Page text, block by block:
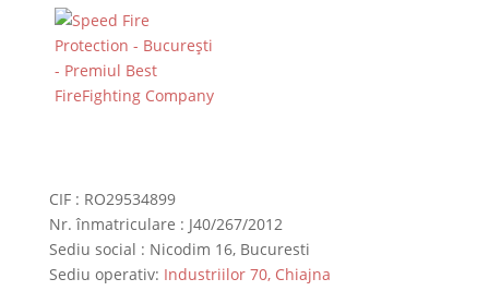
CIF : RO29534899
Nr. înmatriculare : J40/267/2012
Sediu social : Nicodim 16, Bucuresti
Sediu operativ: Industriilor 70, Chiajna